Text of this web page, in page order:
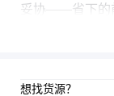
妥协——省下的
想找货源？